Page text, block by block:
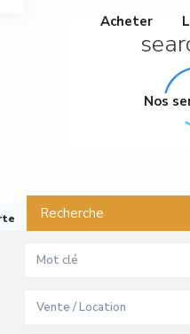
Acheter
Nos
Recherche
Vente / Location